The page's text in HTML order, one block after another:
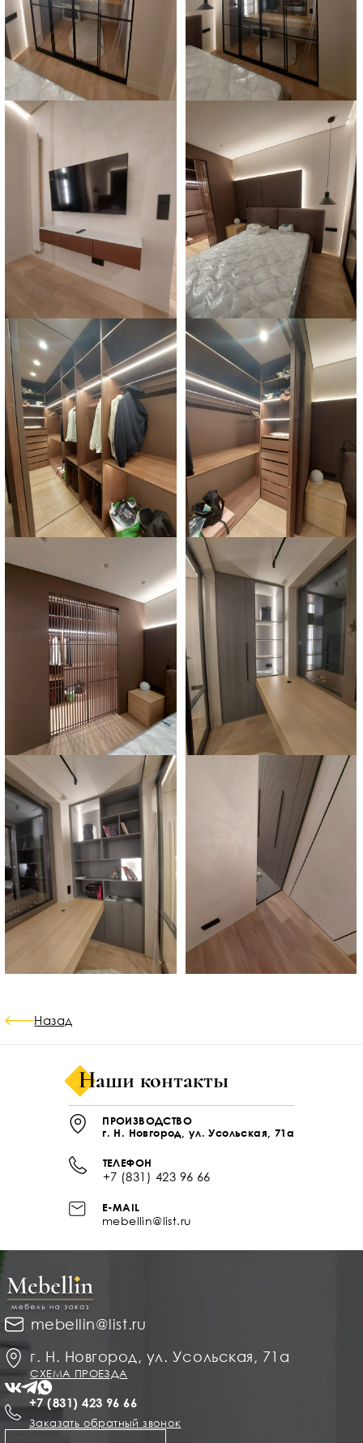
Назад
Наши контакты
ПРОИЗВОДСТВО
г. Н. Новгород, ул. Усольская, 71а
ТЕЛЕФОН
+7 (831) 423 96 66
E-MAIL
mebellin@list.ru
mebellin@list.ru
г. Н. Новгород, ул. Усольская, 71а
СХЕМА ПРОЕЗДА
+7 (831) 423 96 66
Заказать обратный звонок